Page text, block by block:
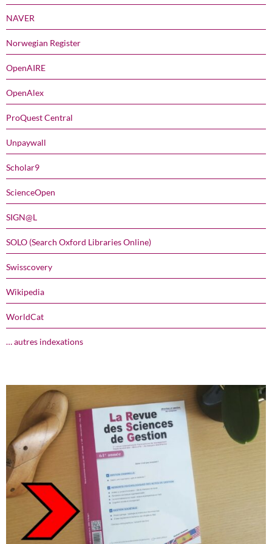
NAVER
Norwegian Register
OpenAIRE
OpenAlex
ProQuest Central
Unpaywall
Scholar9
ScienceOpen
SIGN@L
SOLO (Search Oxford Libraries Online)
Swisscovery
Wikipedia
WorldCat
… autres indexations